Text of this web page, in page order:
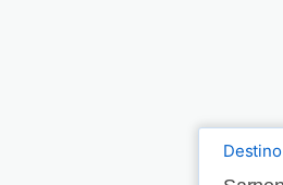
Destino